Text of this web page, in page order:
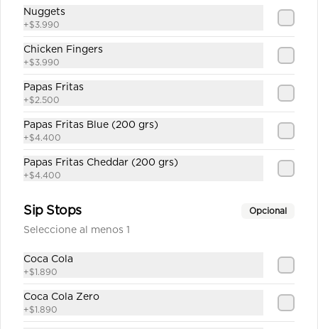
Sprite
Nuggets
+$3.990
Chicken Fingers
+$3.990
Papas Fritas
+$2.500
Papas Fritas Blue (200 grs)
+$4.400
Papas Fritas Cheddar (200 grs)
+$4.400
Sip Stops Opcional
Seleccione al menos 1
Coca Cola
+$1.890
Coca Cola Zero
+$1.890